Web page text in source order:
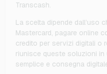
Transcash.
La scelta dipende dall’uso
Mastercard, pagare online
credito per servizi digitali o
riunisce queste soluzioni
semplice e consegna